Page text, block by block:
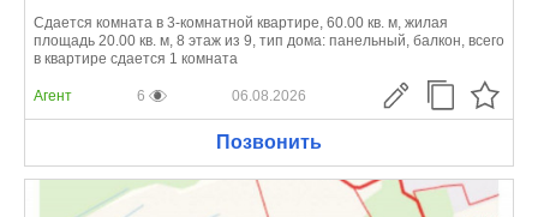
Сдается комната в 3-комнатной квартире, 60.00 кв. м, жилая
площадь 20.00 кв. м, 8 этаж из 9, тип дома: панельный, балкон, всего
в квартире сдается 1 комната
Агент 6 06.08.2026
Позвонить